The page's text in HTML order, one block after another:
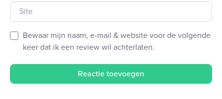
Site
Bewaar mijn naam, e-mail & website voor de volgende
keer dat ik een review wil achterlaten.